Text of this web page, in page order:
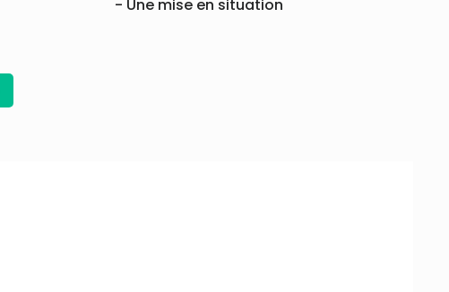
- Une mise en situation